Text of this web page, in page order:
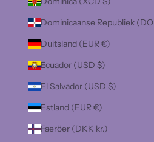
Dominicaanse Republiek
Duitsland (EUR €)
Ecuador (USD $)
El Salvador (USD $)
Estland (EUR €)
Faeröer (DKK kr.)